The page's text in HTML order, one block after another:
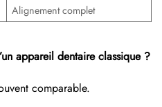
Alignement complet
appareil dentaire classique ?
comparable.